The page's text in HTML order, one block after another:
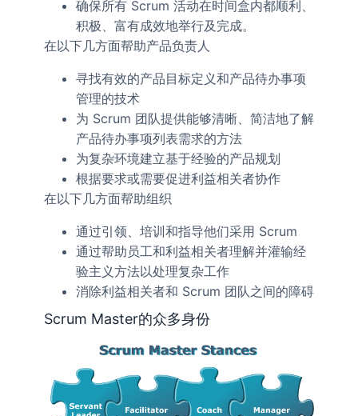
确保所有 Scrum 活动在时间盒内都顺利、
积极、富有成效地举行及完成。
在以下几方面帮助产品负责人
寻找有效的产品目标定义和产品待办事项
管理的技术
为 Scrum 团队提供能够清晰、简洁地了解
产品待办事项列表需求的方法
为复杂环境建立基于经验的产品规划
根据要求或需要促进利益相关者协作
在以下几方面帮助组织
通过引领、培训和指导他们采用 Scrum
通过帮助员工和利益相关者理解并灌输经
验主义方法以处理复杂工作
消除利益相关者和 Scrum 团队之间的障碍
Scrum Master的众多身份